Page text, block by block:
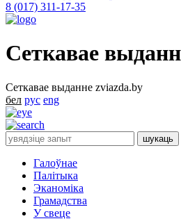
8 (017) 311-17-35
Сеткавае
Сеткавае выданне zviazda.by
бел рус eng
Галоўнае
Палітыка
Эканоміка
Грамадства
У свеце